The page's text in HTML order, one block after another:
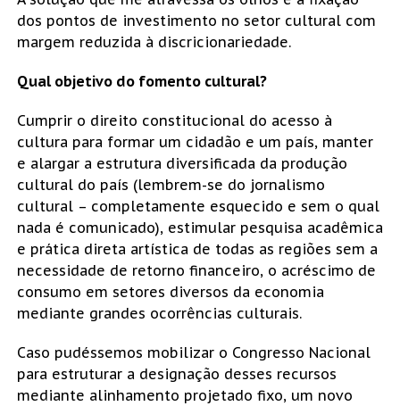
dos pontos de investimento no setor cultural com
margem reduzida à discricionariedade.
Qual objetivo do fomento cultural?
Cumprir o direito constitucional do acesso à
cultura para formar um cidadão e um país, manter
e alargar a estrutura diversificada da produção
cultural do país (lembrem-se do jornalismo
cultural – completamente esquecido e sem o qual
nada é comunicado), estimular pesquisa acadêmica
e prática direta artística de todas as regiões sem a
necessidade de retorno financeiro, o acréscimo de
consumo em setores diversos da economia
mediante grandes ocorrências culturais.
Caso pudéssemos mobilizar o Congresso Nacional
para estruturar a designação desses recursos
mediante alinhamento projetado fixo, um novo